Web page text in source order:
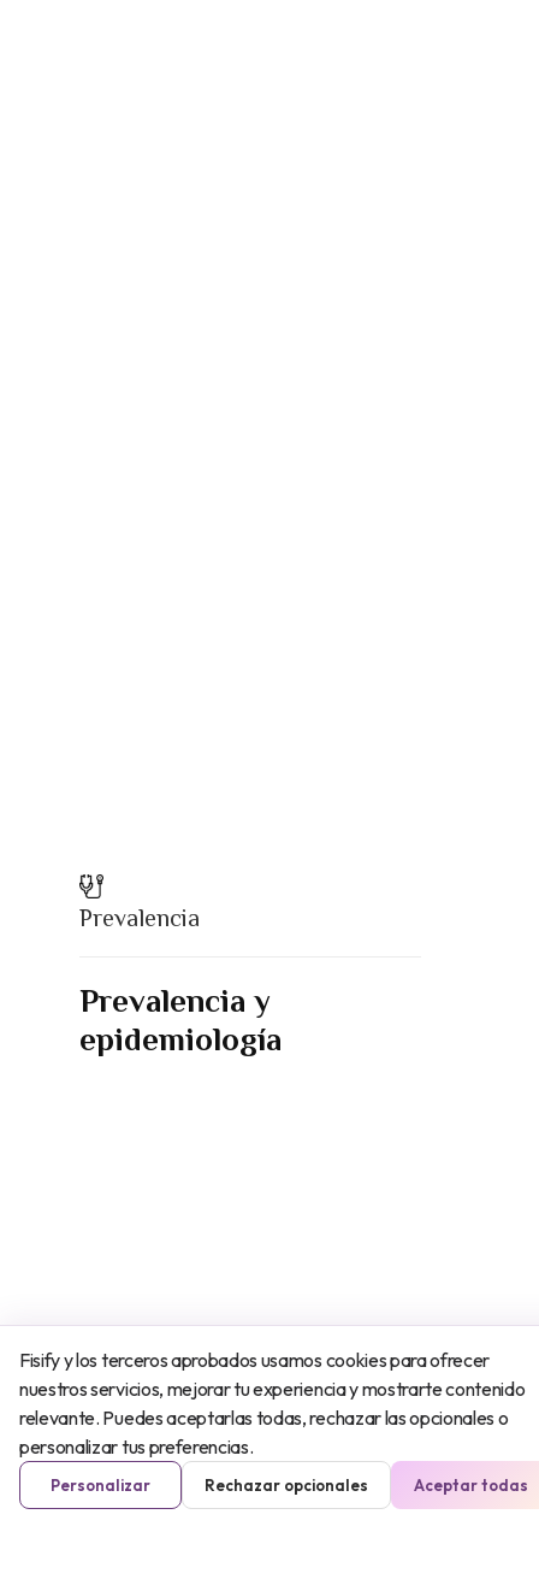
Prevalencia
Prevalencia y
epidemiología
Fisify y los terceros aprobados usamos cookies para ofrecer
nuestros servicios, mejorar tu experiencia y mostrarte contenido
relevante. Puedes aceptarlas todas, rechazar las opcionales o
personalizar tus preferencias.
Personalizar Rechazar opcionales Aceptar todas